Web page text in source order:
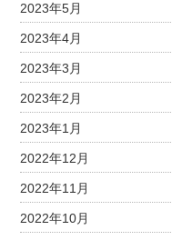
2023年5月
2023年4月
2023年3月
2023年2月
2023年1月
2022年12月
2022年11月
2022年10月